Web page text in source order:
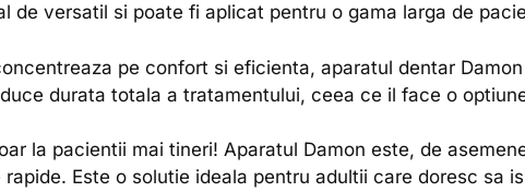
de versatil si poate fi aplicat pentru o gama larga de
pe confort si eficienta, aparatul dentar
durata totala a tratamentului, ceea ce il face o
la pacientii mai tineri! Aparatul Damon este, de
Este o solutie ideala pentru adultii care doresc sa